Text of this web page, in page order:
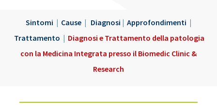
Sintomi | Cause | Diagnosi | Approfondimenti |
Trattamento | Diagnosi e Trattamento della patologia
con la Medicina Integrata presso il Biomedic Clinic &
Research